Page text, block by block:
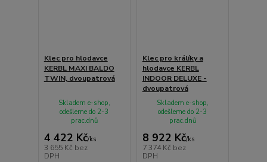
Klec pro hlodavce
KERBL MAXI BALDO
TWIN, dvoupatrová
4 422 Kč/ks
3 655 Kč bez
DPH
Skladem e-shop,
odešleme do 2-3
prac.dnů
Klec pro králíky a
hlodavce KERBL
INDOOR DELUXE -
dvoupatrová
8 922 Kč/ks
7 374 Kč bez
DPH
Skladem e-shop,
odešleme do 2-3
prac.dnů